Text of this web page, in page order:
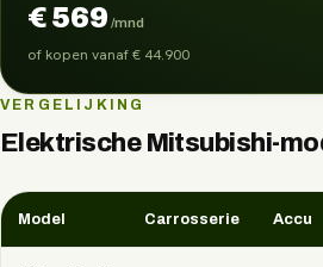
€ 569 /mnd
of kopen vanaf€ 44.900
VERGELIJKING
Elektrische Mitsubishi-
Model Carrosserie Accu